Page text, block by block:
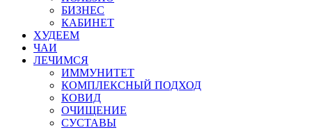
БИЗНЕС
КАБИНЕТ
ХУДЕЕМ
ЧАИ
ЛЕЧИМСЯ
ИММУНИТЕТ
КОМПЛЕКСНЫЙ ПОДХОД
КОВИД
ОЧИЩЕНИЕ
СУСТАВЫ